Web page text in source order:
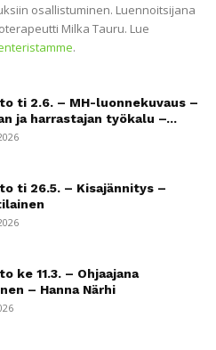
osallistuminen. Luennoitsijana
Milka Tauru. Lue
.
ti 2.6. – MH-luonnekuvaus –
ja harrastajan työkalu –...
ti 26.5. – Kisajännitys –
ke 11.3. – Ohjaajana
– Hanna Närhi